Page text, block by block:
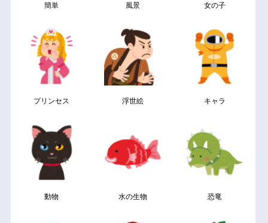
簡単 風景 女の子
プリンセス 浮世絵 キャラ
動物 水の生物 恐竜